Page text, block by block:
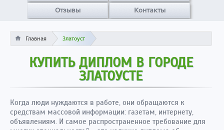
Отзывы Контакты
Главная Златоуст
КУПИТЬ ДИПЛОМ В ГОРОДЕ
ЗЛАТОУСТЕ
Когда люди нуждаются в работе, они обращаются к
средствам массовой информации: газетам, интернету,
объявлениям. И самое распространенное требование для